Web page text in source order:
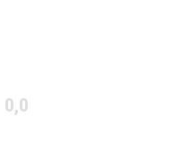
0,0